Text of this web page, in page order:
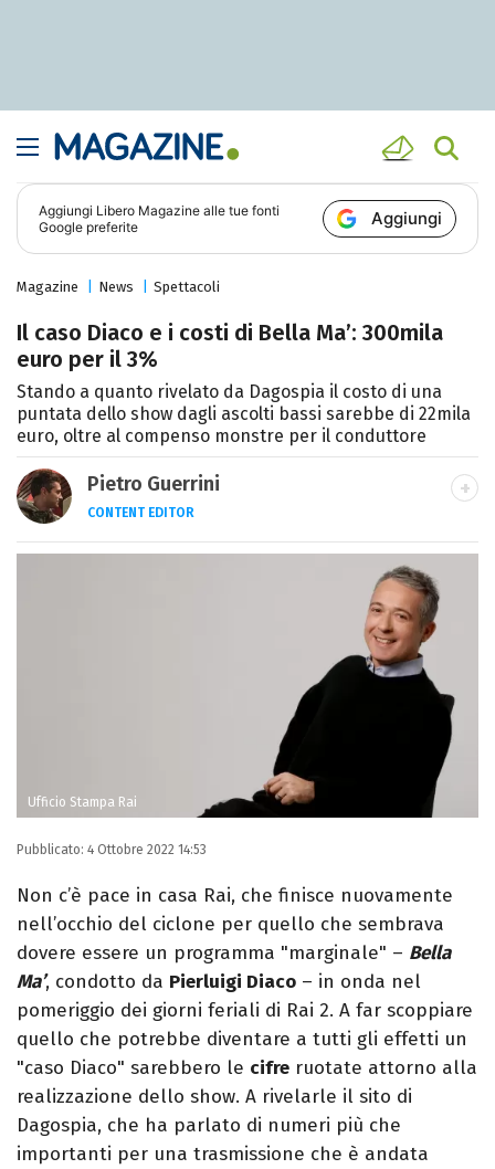
Aggiungi Libero Magazine alle tue fonti
Google preferite
Aggiungi
Magazine News Spettacoli
Il caso Diaco e i costi di Bella Ma’: 300mila
euro per il 3%
Stando a quanto rivelato da Dagospia il costo di una
puntata dello show dagli ascolti bassi sarebbe di 22mila
euro, oltre al compenso monstre per il conduttore
Pietro Guerrini
CONTENT EDITOR
Laurea in Lettere, smania di viaggi e
passione per i cartoni (della pizza e della
Ufficio Stampa Rai
Pubblicato: 4 Ottobre 2022 14:53
Non c’è pace in casa Rai, che finisce nuovamente
nell’occhio del ciclone per quello che sembrava
dovere essere un programma "marginale" – Bella
Ma’, condotto da Pierluigi Diaco – in onda nel
pomeriggio dei giorni feriali di Rai 2. A far scoppiare
quello che potrebbe diventare a tutti gli effetti un
"caso Diaco" sarebbero le cifre ruotate attorno alla
realizzazione dello show. A rivelarle il sito di
Dagospia, che ha parlato di numeri più che
importanti per una trasmissione che è andata